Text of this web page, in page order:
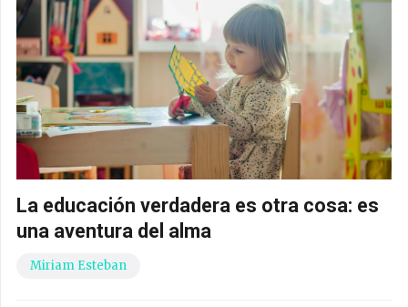
La educación verdadera es otra cosa: es
una aventura del alma
Miriam Esteban